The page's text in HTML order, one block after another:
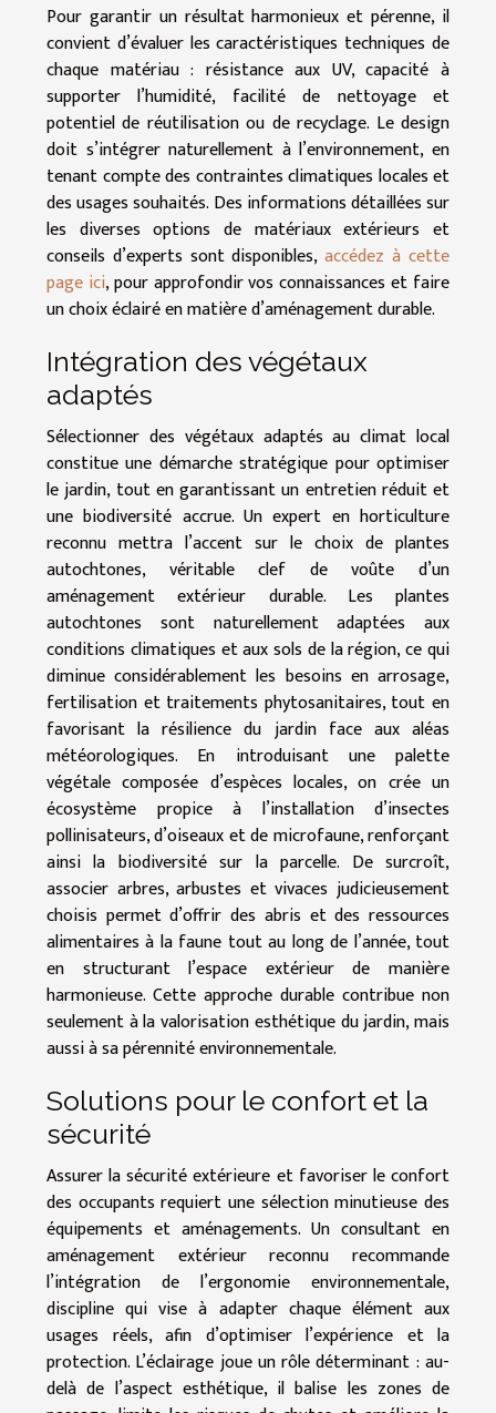
Pour garantir un résultat harmonieux et pérenne, il
convient d’évaluer les caractéristiques techniques de
chaque matériau : résistance aux UV, capacité à
supporter l’humidité, facilité de nettoyage et
potentiel de réutilisation ou de recyclage. Le design
doit s’intégrer naturellement à l’environnement, en
tenant compte des contraintes climatiques locales et
des usages souhaités. Des informations détaillées sur
les diverses options de matériaux extérieurs et
conseils d’experts sont disponibles,accédez à cette
page ici, pour approfondir vos connaissances et faire
un choix éclairé en matière d’aménagement durable.
Intégration des végétaux
adaptés
Sélectionner des végétaux adaptés au climat local
constitue une démarche stratégique pour optimiser
le jardin, tout en garantissant un entretien réduit et
une biodiversité accrue. Un expert en horticulture
reconnu mettra l’accent sur le choix de plantes
autochtones, véritable clef de voûte d’un
aménagement extérieur durable. Les plantes
autochtones sont naturellement adaptées aux
conditions climatiques et aux sols de la région, ce qui
diminue considérablement les besoins en arrosage,
fertilisation et traitements phytosanitaires, tout en
favorisant la résilience du jardin face aux aléas
météorologiques. En introduisant une palette
végétale composée d’espèces locales, on crée un
écosystème propice à l’installation d’insectes
pollinisateurs, d’oiseaux et de microfaune, renforçant
ainsi la biodiversité sur la parcelle. De surcroît,
associer arbres, arbustes et vivaces judicieusement
choisis permet d’offrir des abris et des ressources
alimentaires à la faune tout au long de l’année, tout
en structurant l’espace extérieur de manière
harmonieuse. Cette approche durable contribue non
seulement à la valorisation esthétique du jardin, mais
aussi à sa pérennité environnementale.
Solutions pour le confort et la
sécurité
Assurer la sécurité extérieure et favoriser le confort
des occupants requiert une sélection minutieuse des
équipements et aménagements. Un consultant en
aménagement extérieur reconnu recommande
l’intégration de l’ergonomie environnementale,
discipline qui vise à adapter chaque élément aux
usages réels, afin d’optimiser l’expérience et la
protection. L’éclairage joue un rôle déterminant : au-
delà de l’aspect esthétique, il balise les zones de